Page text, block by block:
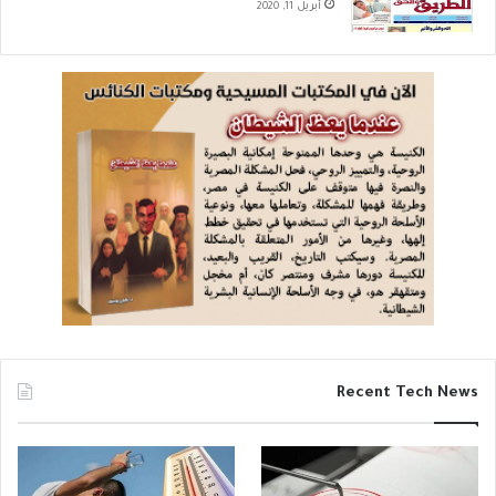
يا قوم احترموا عقولنا واتقوا الله فيما تكتبونه وتصدرونه لنا من مثل هذا
معلمي الوزارة باستقبال الأطفال في الفترة الصباحية بالمساجد،
وتجهيزها بالوسائل التعليمية المناسبة، وتدعيم باحاتها بالألعاب حرصًا
على الجمع بين الجوانب التعليمية والترفيهية للأطفال”.
وسؤالي هو: مَنْ هم معلمو الوزارة الذين سيتم تكليفهم باستقبال
الأطفال في الفترة الصباحية بالمساجد؟ وهل ستقوم وزارة التربية
والتعليم والتعليم الفني بتعيين مدرسين متخصصين في هذا المجال
أم ستستخدم نفس مدرسي الوزارة المعينين سابقًا؟ وهل لدينا الكوادر
الكافية لهذا العمل أم ستفتح وزارة الأوقاف باب التعيين لخريجي
المدارس الثانوية أو الكليات الأزهرية للعمل كمدرسين لهذه الكتاتيب؟
وهل ستقوم وزارة التربية والتعليم بتدريس نفس المناهج الأزهرية
للمرحلة الابتدائية والتي يعلِّمها المدرسون الأزهريون للتلاميذ في
صفوفهم الأولى؟
عن هذا المشروع لا يعرفون الإجابة عليها كلها لكن المهم في الأمر أن
وبرعاية ورئاسة الزعيم أطال الله عمره.
والحقيقة هي أنني لا أستطيع أن أنهي أسئلتي هذه للمسئولين في مصر
عن الدين والتعليم والأخلاق دون أن أسألهم: وماذا عن أطفال
المسيحيين، هل ستشملهم هذه الكتاتيب أم لا؟ أما الإجابة على سؤالي
هذا فأسمعها تأتيني من بعيد، من غرفة مغلقة تضم العديد من شيوخ
أبريل 11, 2020
Recent Tech News